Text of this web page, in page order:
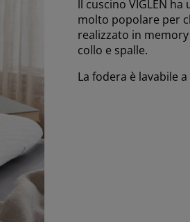
ll cuscino VIGLEN
molto popolare per
realizzato in
collo e spalle.
La fodera è lavabile a